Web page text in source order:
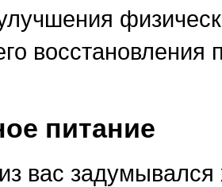
восстановления
питание
вас